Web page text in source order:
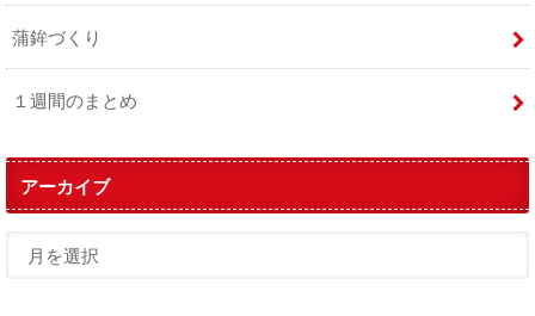
蒲鉾づくり
１週間のまとめ
アーカイブ